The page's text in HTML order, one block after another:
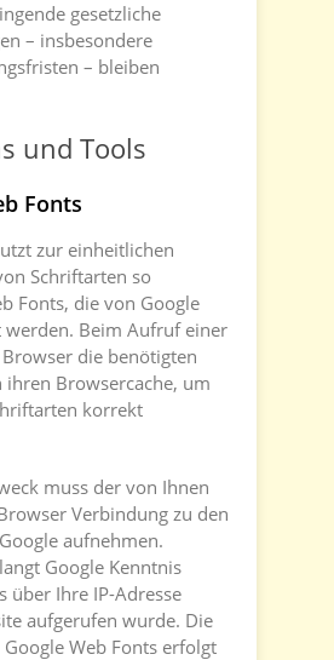
gesetzliche
– insbesondere
– bleiben
und Tools
Fonts
zur einheitlichen
Schriftarten so
Fonts, die von Google
werden. Beim Aufruf einer
die benötigten
ihren Browsercache, um
korrekt
muss der von Ihnen
Verbindung zu den
aufnehmen.
Google Kenntnis
über Ihre IP-Adresse
aufgerufen wurde. Die
Web Fonts erfolgt